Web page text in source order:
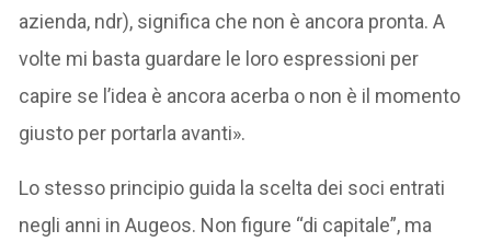
azienda, ndr), significa che non è ancora pronta. A
volte mi basta guardare le loro espressioni per
capire se l’idea è ancora acerba o non è il momento
giusto per portarla avanti».
Lo stesso principio guida la scelta dei soci entrati
negli anni in Augeos. Non figure “di capitale”, ma